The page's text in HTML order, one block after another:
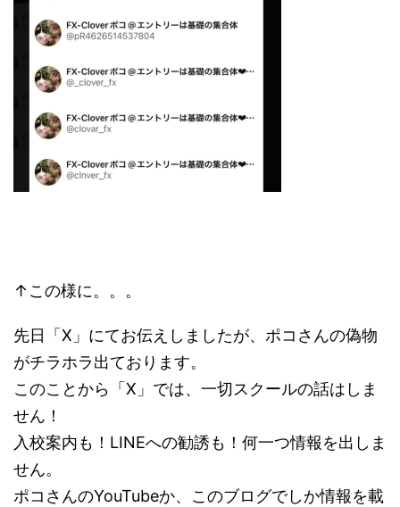
↑この様に。。。
先日「X」にてお伝えしましたが、ポコさんの偽物
がチラホラ出ております。
このことから「X」では、一切スクールの話はしま
せん！
入校案内も！LINEへの勧誘も！何一つ情報を出しま
せん。
ポコさんのYouTubeか、このブログでしか情報を載